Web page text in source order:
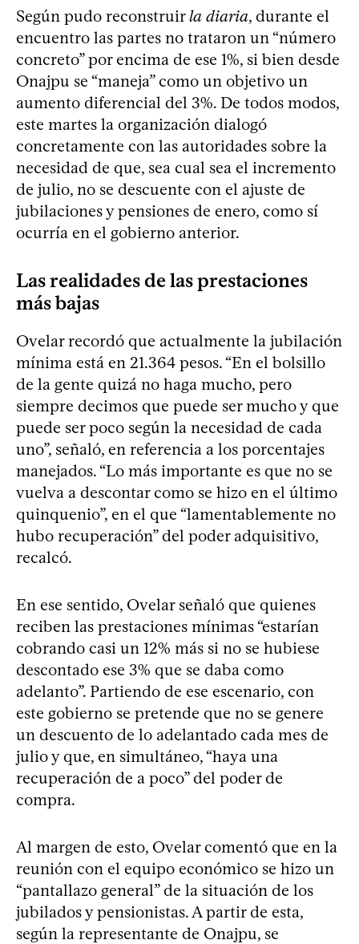
Según pudo reconstruirla diaria, durante el
encuentro las partes no trataron un “número
concreto” por encima de ese 1%, si bien desde
Onajpu se “maneja” como un objetivo un
aumento diferencial del 3%. De todos modos,
este martes la organización dialogó
concretamente con las autoridades sobre la
necesidad de que, sea cual sea el incremento
de julio, no se descuente con el ajuste de
jubilaciones y pensiones de enero, como sí
ocurría en el gobierno anterior.
Las realidades de las prestaciones
más bajas
Ovelar recordó que actualmente la jubilación
mínima está en 21.364 pesos. “En el bolsillo
de la gente quizá no haga mucho, pero
siempre decimos que puede ser mucho y que
puede ser poco según la necesidad de cada
uno”, señaló, en referencia a los porcentajes
manejados. “Lo más importante es que no se
vuelva a descontar como se hizo en el último
quinquenio”, en el que “lamentablemente no
hubo recuperación” del poder adquisitivo,
recalcó.
En ese sentido, Ovelar señaló que quienes
reciben las prestaciones mínimas “estarían
cobrando casi un 12% más si no se hubiese
descontado ese 3% que se daba como
adelanto”. Partiendo de ese escenario, con
este gobierno se pretende que no se genere
un descuento de lo adelantado cada mes de
julio y que, en simultáneo, “haya una
recuperación de a poco” del poder de
compra.
Al margen de esto, Ovelar comentó que en la
reunión con el equipo económico se hizo un
“pantallazo general” de la situación de los
jubilados y pensionistas. A partir de esta,
según la representante de Onajpu, se